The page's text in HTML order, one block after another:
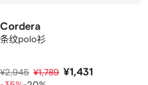
Cordera
条纹polo衫
¥2,945 ¥1,789 ¥1,431